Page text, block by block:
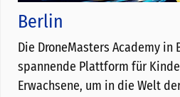
Berlin
Die DroneMasters Academy
spannende Plattform für
Erwachsene, um in die Welt